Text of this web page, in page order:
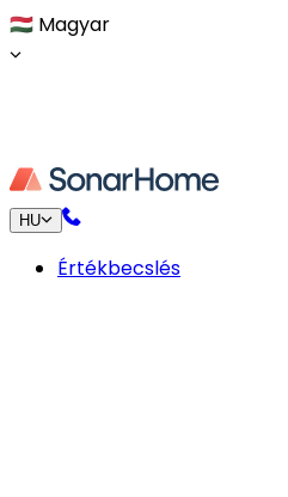
🇭🇺 Magyar
HU
Értékbecslés